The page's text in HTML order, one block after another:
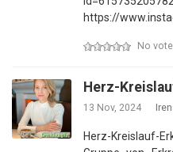
https://
No
Herz-
13 Nov, 2024
Herz-Kreislauf-